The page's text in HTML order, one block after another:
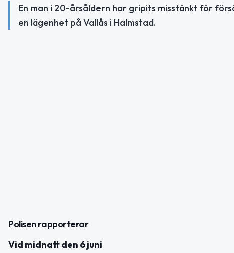
En man i 20-årsåldern har gripits misstänkt för
en lägenhet på Vallås i Halmstad.
Polisen rapporterar
Vid midnatt den 6 juni